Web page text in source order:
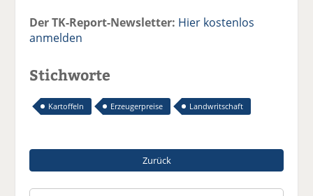
Der TK-Report-Newsletter: Hier kostenlos
anmelden
Stichworte
Kartoffeln Erzeugerpreise Landwritschaft
Zurück